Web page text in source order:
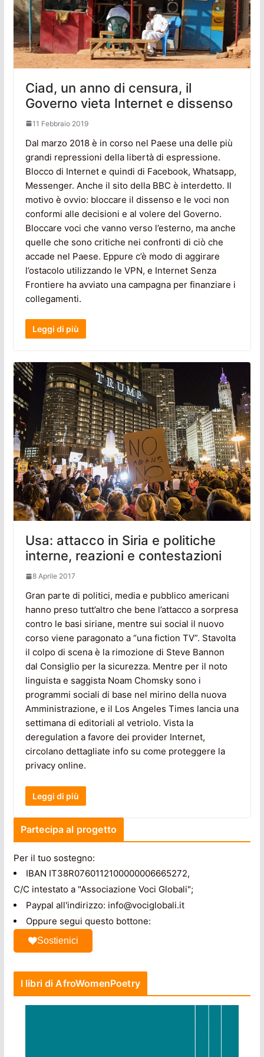
Ciad, un anno di censura, il
Governo vieta Internet e dissenso
11 Febbraio 2019
Dal marzo 2018 è in corso nel Paese una delle più
grandi repressioni della libertà di espressione.
Blocco di Internet e quindi di Facebook, Whatsapp,
Messenger. Anche il sito della BBC è interdetto. Il
motivo è ovvio: bloccare il dissenso e le voci non
conformi alle decisioni e al volere del Governo.
Bloccare voci che vanno verso l’esterno, ma anche
quelle che sono critiche nei confronti di ciò che
accade nel Paese. Eppure c’è modo di aggirare
l’ostacolo utilizzando le VPN, e Internet Senza
Frontiere ha avviato una campagna per finanziare i
collegamenti.
Leggi di più
Usa: attacco in Siria e politiche
interne, reazioni e contestazioni
8 Aprile 2017
Gran parte di politici, media e pubblico americani
hanno preso tutt’altro che bene l’attacco a sorpresa
contro le basi siriane, mentre sui social il nuovo
corso viene paragonato a “una fiction TV”. Stavolta
il colpo di scena è la rimozione di Steve Bannon
dal Consiglio per la sicurezza. Mentre per il noto
linguista e saggista Noam Chomsky sono i
programmi sociali di base nel mirino della nuova
Amministrazione, e il Los Angeles Times lancia una
settimana di editoriali al vetriolo. Vista la
deregulation a favore dei provider Internet,
circolano dettagliate info su come proteggere la
privacy online.
Leggi di più
Partecipa al progetto
Per il tuo sostegno:
IBAN IT38R0760112100000006665272,
C/C intestato a "Associazione Voci Globali";
Paypal all'indirizzo: info@vociglobali.it
Oppure segui questo bottone:
Sostienici
I libri di AfroWomenPoetry